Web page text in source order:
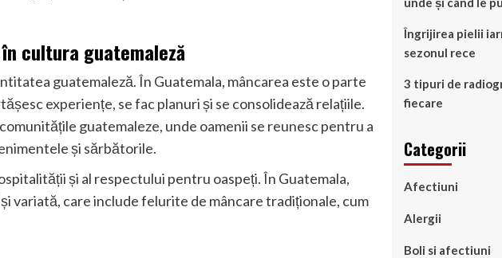
cultura guatemaleză
guatemaleză. În Guatemala, mâncarea este o parte
experiențe, se fac planuri și se consolidează relațiile.
guatemaleze, unde oamenii se reunesc pentru a
și sărbătorile.
și al respectului pentru oaspeți. În Guatemala,
variată, care include felurite de mâncare tradiționale, cum
Îngrijirea pielii
sezonul rece
3 tipuri de
fiecare
Categorii
Afectiuni
Alergii
Boli si afectiuni